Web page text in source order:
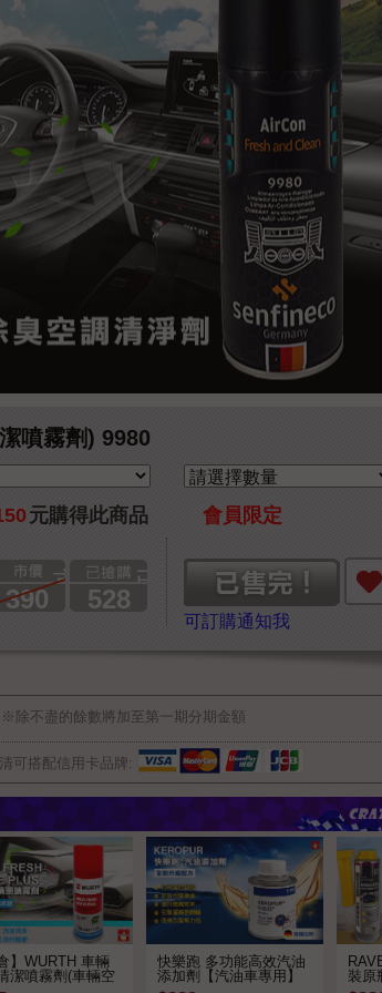
噴霧劑) 9980
元購得此商品 會員限定
市價
390
已售出
528
可訂購通知我
※除不盡的餘數將加至第一期分期金額
可搭配信用卡品牌:
】WURTH 車輛
潔噴霧劑(車輛空
快樂跑 多功能高效汽油
添加劑【汽油車專用】
裝原